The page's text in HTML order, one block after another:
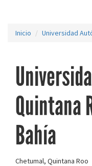
Inicio Universidad
Quintana
Bahía
Chetumal, Quintana Roo